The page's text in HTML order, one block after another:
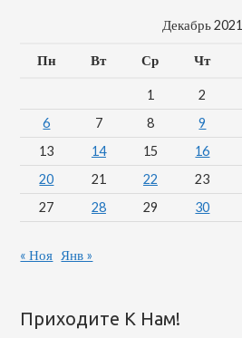
Декабрь 2021
Пн Вт Ср Чт
1 2
6
7 8 9
13
14 15 16
20
21 22 23
27
28 29 30
« Ноя Янв »
Приходите К Нам!